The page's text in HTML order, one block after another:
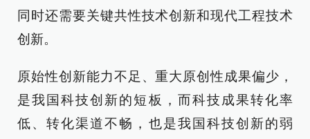
同时还需要关键共性技术创新和现代工程技术
创新。
原始性创新能力不足、重大原创性成果偏少，
是我国科技创新的短板，而科技成果转化率
低、转化渠道不畅，也是我国科技创新的弱